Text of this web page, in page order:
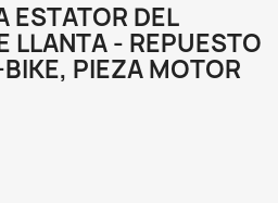
ESTATOR DEL
LLANTA - REPUESTO
PIEZA MOTOR